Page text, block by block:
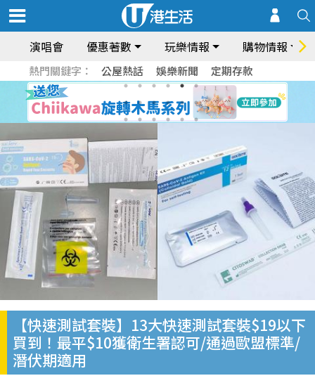
演唱會 優惠著數 玩樂情報 購物情報
熱門關鍵字： 公屋熱話 娛樂新聞 定期存款
【快速測試套裝】13大快速測試套裝$19以下
買到！最平$10獲衛生署認可/通過歐盟標準/
潛伏期適用